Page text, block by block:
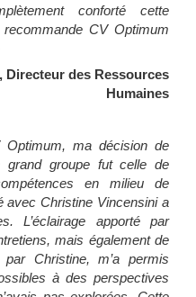
conforté cette
CV Optimum
Directeur des Ressources
Humaines
ma décision de
grand groupe fut celle de
en milieu de
avecChristine Vincensinia
L’éclairage apporté par
mais également de
Christine, m’a permis
à des perspectives